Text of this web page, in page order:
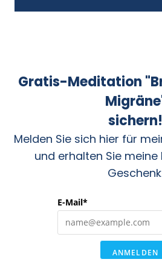
Gratis-Meditation
sichern!
Melden Sie sich hier für
und erhalten Sie
E-Mail*
ANMELDEN